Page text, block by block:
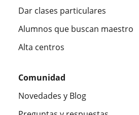
Dar clases particulares
Alumnos que buscan maestro
Alta centros
Comunidad
Novedades y Blog